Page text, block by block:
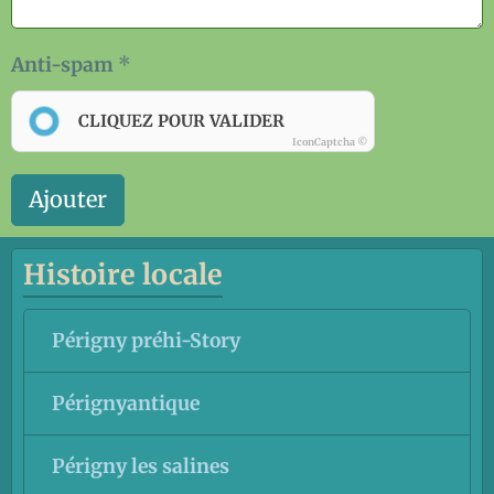
Anti-spam
CLIQUEZ POUR VALIDER
IconCaptcha ©
Ajouter
Histoire locale
Périgny préhi-Story
Pérignyantique
Périgny les salines